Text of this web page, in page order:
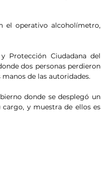
el operativo alcoholímetro,
Protección Ciudadana del
dos personas perdieron
de las autoridades.
donde se desplegó un
y muestra de ellos es